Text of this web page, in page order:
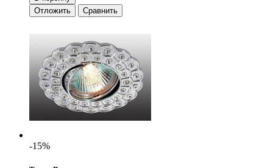
Отложить
Сравнить
-15%